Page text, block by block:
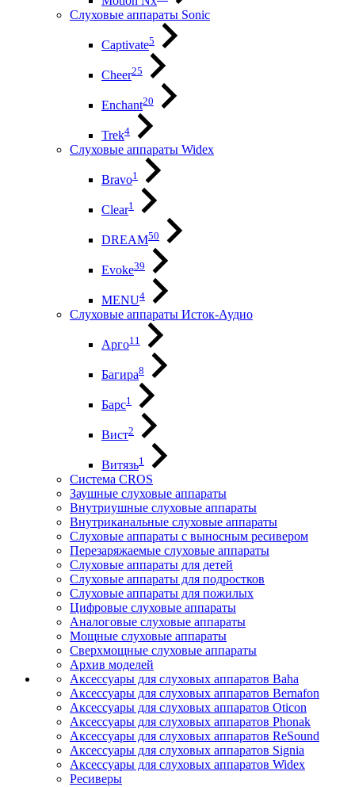
Слуховые аппараты Sonic
Captivate5
Cheer25
Enchant20
Trek4
Слуховые аппараты Widex
Bravo1
Clear1
DREAM50
Evoke39
MENU4
Слуховые аппараты Исток-Аудио
Арго11
Багира8
Барс1
Вист2
Витязь1
Система CROS
Заушные слуховые аппараты
Внутриушные слуховые аппараты
Внутриканальные слуховые аппараты
Слуховые аппараты с выносным ресивером
Перезаряжаемые слуховые аппараты
Слуховые аппараты для детей
Слуховые аппараты для подростков
Слуховые аппараты для пожилых
Цифровые слуховые аппараты
Аналоговые слуховые аппараты
Мощные слуховые аппараты
Сверхмощные слуховые аппараты
Архив моделей
Аксессуары для слуховых аппаратов Baha
Аксессуары для слуховых аппаратов Bernafon
Аксессуары для слуховых аппаратов Oticon
Аксессуары для слуховых аппаратов Phonak
Аксессуары для слуховых аппаратов ReSound
Аксессуары для слуховых аппаратов Signia
Аксессуары для слуховых аппаратов Widex
Ресиверы